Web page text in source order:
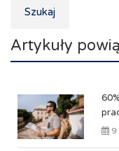
Szukaj
Artykuły
9